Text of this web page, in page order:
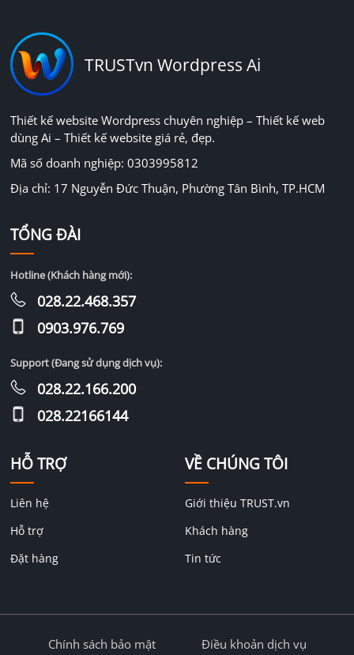
TRUSTvn Wordpress Ai
Thiết kế website Wordpress chuyên nghiệp – Thiết kế web
dùng Ai – Thiết kế website giá rẻ, đẹp.
Mã số doanh nghiệp: 0303995812
Địa chỉ: 17 Nguyễn Đức Thuận, Phường Tân Bình, TP.HCM
HỖ TRỢ
Liên hệ
Hỗ trợ
Đặt hàng
VỀ CHÚNG TÔI
Giới thiệu TRUST.vn
Khách hàng
Tin tức
TỔNG ĐÀI
Hotline (Khách hàng mới):
028.22.468.357
0903.976.769
Support (Đang sử dụng dịch vụ):
028.22.166.200
028.22166144
Chính sách bảo mật Điều khoản dịch vụ